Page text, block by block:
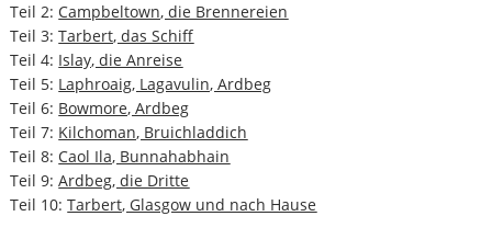
Teil 2: Campbeltown, die Brennereien
Teil 3:Tarbert, das Schiff
Teil 4: Islay, die Anreise
Teil 5: Laphroaig, Lagavulin, Ardbeg
Teil 6: Bowmore, Ardbeg
Teil 7: Kilchoman, Bruichladdich
Teil 8: Caol Ila, Bunnahabhain
Teil 9:Ardbeg, die Dritte
Teil 10:Tarbert, Glasgow und nach Hause